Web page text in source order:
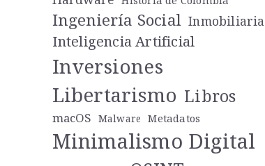
Ingeniería Social Inmobiliaria
Inteligencia Artificial
Inversiones
Libertarismo Libros
macOS Malware Metadatos
Minimalismo Digital